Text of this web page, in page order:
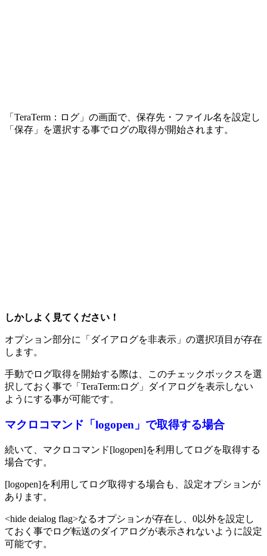
「TeraTerm：ログ」の画面で、保存先・ファイル名を設定し
「保存」を選択する事でログの取得が開始されます。
しかしよく見てください！
オプション部分に「ダイアログを非表示」の選択項目が存在
します。
手動でログ取得を開始する際は、このチェックボックスを選
択しておく事で「TeraTerm:ログ」ダイアログを表示しない
ようにする事が可能です。
マクロコマンド「logopen」で取得する場合
続いて、マクロコマンド[logopen]を利用してログを取得する
場合です。
[logopen]を利用してログ取得する場合も、設定オプションが
あります。
<hide deialog flag>なるオプションが存在し、0以外を設定し
ておく事でログ転送のダイアログが表示されないように設定
可能です。